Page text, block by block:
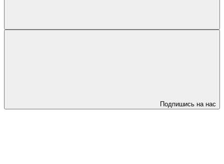
Подпишись на нас